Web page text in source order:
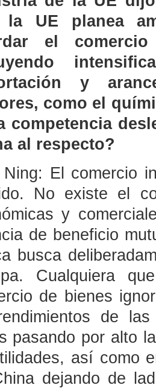
la UE planea
el
y
como el
competencia
al respecto?
Ning: El comercio
No existe el
y
de beneficio
busca
Cualquiera
de bienes
de
pasando por alto
así como
dejando de